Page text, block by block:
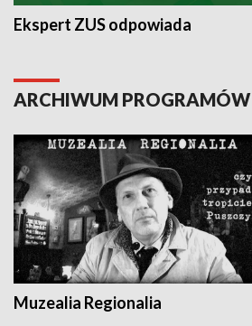
Ekspert ZUS odpowiada
ARCHIWUM PROGRAMÓW
Muzealia Regionalia